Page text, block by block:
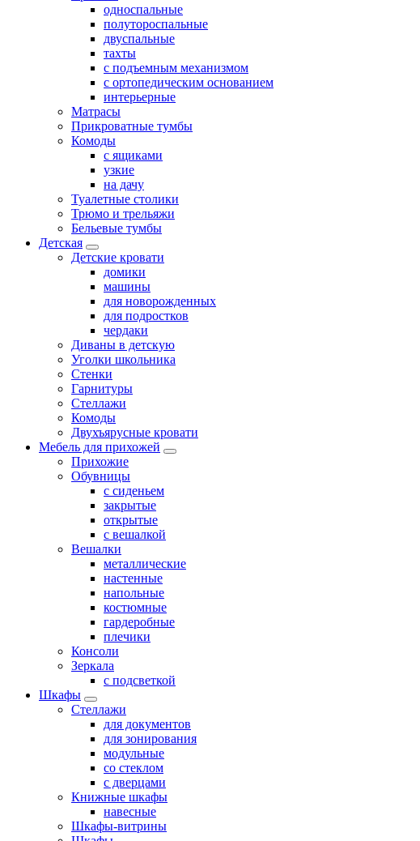
односпальные
полутороспальные
двуспальные
тахты
с подъемным механизмом
с ортопедическим основанием
интерьерные
Матрасы
Прикроватные тумбы
Комоды
с ящиками
узкие
на дачу
Туалетные столики
Трюмо и трельяжи
Бельевые тумбы
Детская
Детские кровати
домики
машины
для новорожденных
для подростков
чердаки
Диваны в детскую
Уголки школьника
Стенки
Гарнитуры
Стеллажи
Комоды
Двухъярусные кровати
Мебель для прихожей
Прихожие
Обувницы
с сиденьем
закрытые
открытые
с вешалкой
Вешалки
металлические
настенные
напольные
костюмные
гардеробные
плечики
Консоли
Зеркала
с подсветкой
Шкафы
Стеллажи
для документов
для зонирования
модульные
со стеклом
с дверцами
Книжные шкафы
навесные
Шкафы-витрины